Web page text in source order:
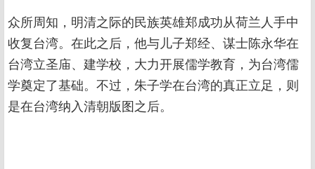
众所周知，明清之际的民族英雄郑成功从荷兰人手中
收复台湾。在此之后，他与儿子郑经、谋士陈永华在
台湾立圣庙、建学校，大力开展儒学教育，为台湾儒
学奠定了基础。不过，朱子学在台湾的真正立足，则
是在台湾纳入清朝版图之后。